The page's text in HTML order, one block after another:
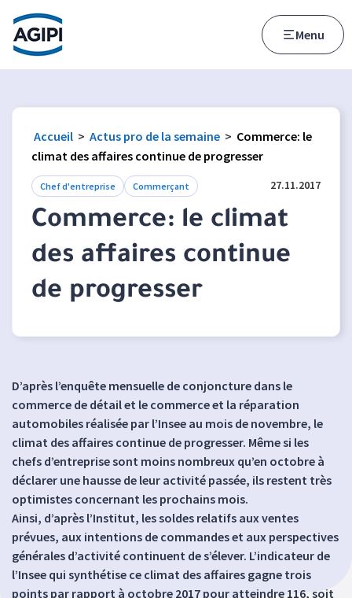
Accès au menu
Accès au contenu principal
Menu
Accueil > Actus pro de la semaine > Commerce: le
climat des affaires continue de progresser
Chef d'entreprise Commerçant 27.11.2017
Commerce: le climat
des affaires continue
de progresser
D’après l’enquête mensuelle de conjoncture dans le
commerce de détail et le commerce et la réparation
automobiles réalisée par l’Insee au mois de novembre, le
climat des affaires continue de progresser. Même si les
chefs d’entreprise sont moins nombreux qu’en octobre à
déclarer une hausse de leur activité passée, ils restent très
optimistes concernant les prochains mois.
Ainsi, d’après l’Institut, les soldes relatifs aux ventes
prévues, aux intentions de commandes et aux perspectives
générales d’activité continuent de s’élever. L’indicateur de
l’Insee qui synthétise ce climat des affaires gagne trois
points par rapport à octobre 2017 pour atteindre 116, soit